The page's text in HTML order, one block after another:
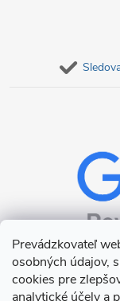
Prevádzkovateľ
osobných údajov,
cookies pre
analytické účely a